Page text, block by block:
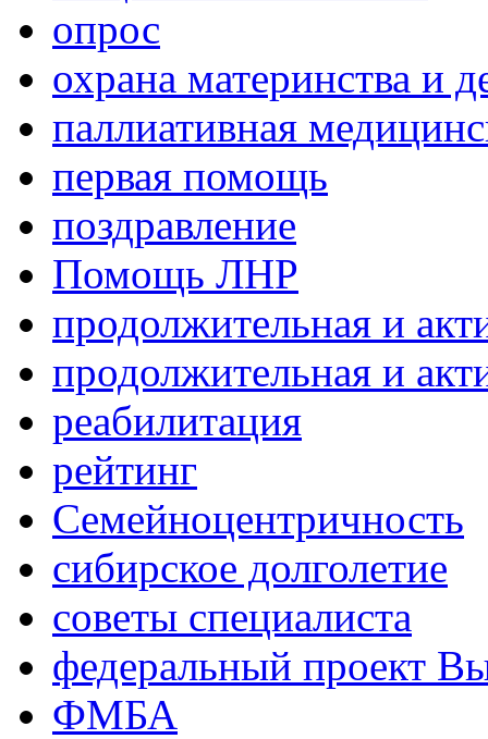
опрос
охрана материнства и
паллиативная
первая помощь
поздравление
Помощь ЛНР
продолжительная и
продолжительная и
реабилитация
рейтинг
Семейноцентричность
сибирское долголетие
советы специалиста
федеральный проект
ФМБА